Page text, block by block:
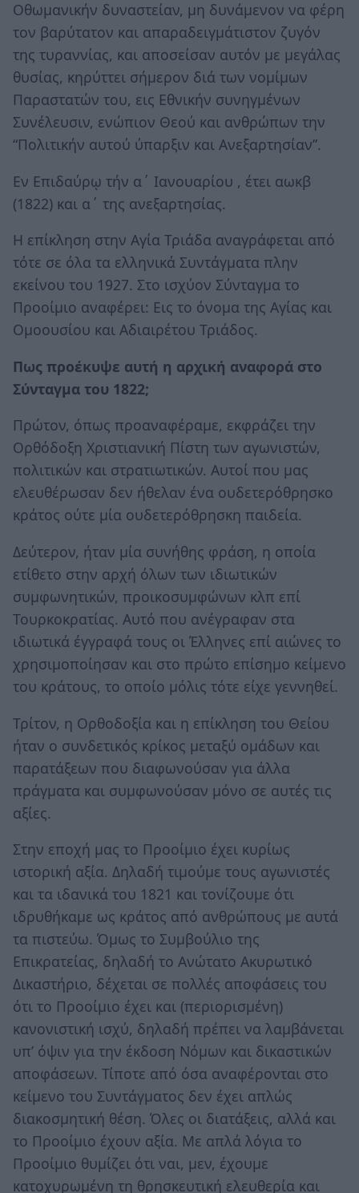
Οθωμανικήν δυναστείαν, μη δυνάμενον να φέρη
τον βαρύτατον και απαραδειγμάτιστον ζυγόν
της τυραννίας, και αποσείσαν αυτόν με μεγάλας
θυσίας, κηρύττει σήμερον διά των νομίμων
Παραστατών του, εις Εθνικήν συνηγμένων
Συνέλευσιν, ενώπιον Θεού και ανθρώπων την
“Πολιτικήν αυτού ύπαρξιν και Ανεξαρτησίαν”.
Εν Επιδαύρῳ τήν α΄ Ιανουαρίου , έτει αωκβ
(1822) και α΄ της ανεξαρτησίας.
Η επίκληση στην Αγία Τριάδα αναγράφεται από
τότε σε όλα τα ελληνικά Συντάγματα πλην
εκείνου του 1927. Στο ισχύον Σύνταγμα το
Προοίμιο αναφέρει: Εις το όνομα της Αγίας και
Ομοουσίου και Αδιαιρέτου Τριάδος.
Πως προέκυψε αυτή η αρχική αναφορά στο
Σύνταγμα του 1822;
Πρώτον, όπως προαναφέραμε, εκφράζει την
Ορθόδοξη Χριστιανική Πίστη των αγωνιστών,
πολιτικών και στρατιωτικών. Αυτοί που μας
ελευθέρωσαν δεν ήθελαν ένα ουδετερόθρησκο
κράτος ούτε μία ουδετερόθρησκη παιδεία.
Δεύτερον, ήταν μία συνήθης φράση, η οποία
ετίθετο στην αρχή όλων των ιδιωτικών
συμφωνητικών, προικοσυμφώνων κλπ επί
Τουρκοκρατίας. Αυτό που ανέγραφαν στα
ιδιωτικά έγγραφά τους οι Έλληνες επί αιώνες το
χρησιμοποίησαν και στο πρώτο επίσημο κείμενο
του κράτους, το οποίο μόλις τότε είχε γεννηθεί.
Τρίτον, η Ορθοδοξία και η επίκληση του Θείου
ήταν ο συνδετικός κρίκος μεταξύ ομάδων και
παρατάξεων που διαφωνούσαν για άλλα
πράγματα και συμφωνούσαν μόνο σε αυτές τις
αξίες.
Στην εποχή μας το Προοίμιο έχει κυρίως
ιστορική αξία. Δηλαδή τιμούμε τους αγωνιστές
και τα ιδανικά του 1821 και τονίζουμε ότι
ιδρυθήκαμε ως κράτος από ανθρώπους με αυτά
τα πιστεύω. Όμως το Συμβούλιο της
Επικρατείας, δηλαδή το Ανώτατο Ακυρωτικό
Δικαστήριο, δέχεται σε πολλές αποφάσεις του
ότι το Προοίμιο έχει και (περιορισμένη)
κανονιστική ισχύ, δηλαδή πρέπει να λαμβάνεται
υπ’ όψιν για την έκδοση Νόμων και δικαστικών
αποφάσεων. Τίποτε από όσα αναφέρονται στο
κείμενο του Συντάγματος δεν έχει απλώς
διακοσμητική θέση. Όλες οι διατάξεις, αλλά και
το Προοίμιο έχουν αξία. Με απλά λόγια το
Προοίμιο θυμίζει ότι ναι, μεν, έχουμε
κατοχυρωμένη τη θρησκευτική ελευθερία και